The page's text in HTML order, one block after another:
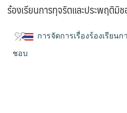
ร้องเรียนการทุจริตและประพฤติมิ
การจัดการเรื่องร้องเรียน
ชอบ